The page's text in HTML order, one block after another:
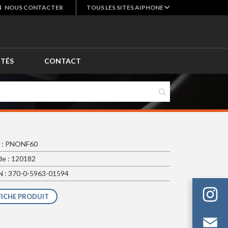
NOUS CONTACTER TOUS LES SITES AIPHONE
CONTACT
: PNONF60
: 120182
: 370-0-5963-01594
PRODUIT